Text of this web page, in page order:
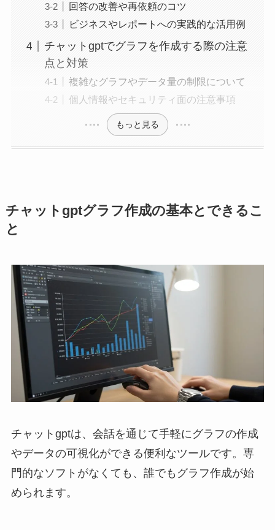
回答の改善や再依頼のコツ
ビジネスやレポートへの実践的な活用例
チャットgptでグラフを作成する際の注意
点と対策
複雑なグラフやデータ量の制限について
個人情報やセキュリティ面の注意事項
もっと見る
チャットgptグラフ作成の基本とできるこ
と
チャットgptは、会話を通じて手軽にグラフの作成
やデータの可視化ができる便利なツールです。専
門的なソフトがなくても、誰でもグラフ作成が始
められます。